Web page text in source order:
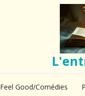
Feel Good/Comédies